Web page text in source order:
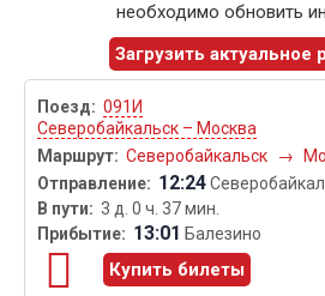
необходимо обновить
Загрузить актуальное
091И
Северобайкальск – Москва
Северобайкальск
→
12:24
3 д. 0 ч. 37 мин.
13:01 Балезино
Купить билеты